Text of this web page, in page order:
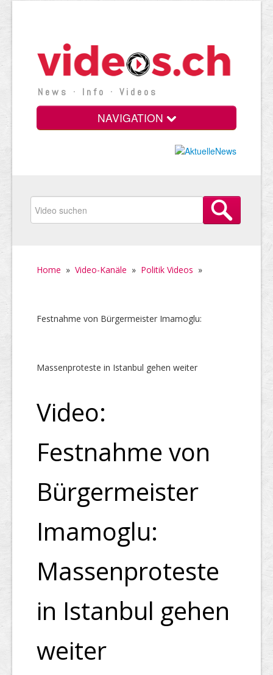
News · Info · Videos
NAVIGATION
Home » Video-Kanäle » Politik Videos »
Festnahme von Bürgermeister Imamoglu:
Massenproteste in Istanbul gehen weiter
Video:
Festnahme von
Bürgermeister
Imamoglu:
Massenproteste
in Istanbul gehen
weiter